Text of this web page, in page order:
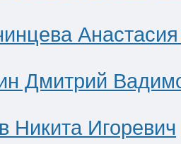
Дмитрий
Никита Игоревич